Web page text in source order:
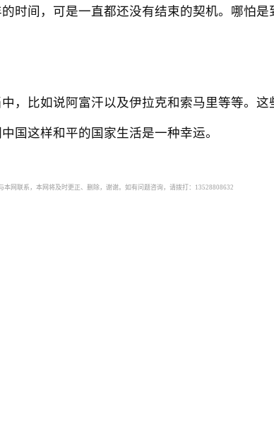
时间，可是一直都还没有结束的契机。哪怕
比如说阿富汗以及伊拉克和索马里等等。这
国这样和平的国家生活是一种幸运。
网联系，本网将及时更正、删除，谢谢。如有问题咨询，请拨打：13528808632